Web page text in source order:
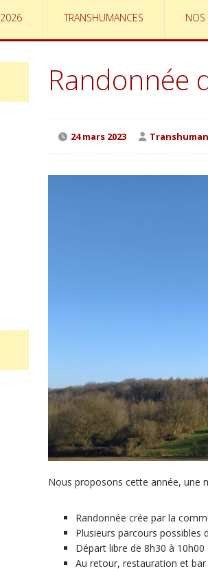
TRANSHUMANCES NOS
Randonnée
24 mars 2023
Nous proposons cette année, une
Randonnée crée par la
Plusieurs parcours possibles
Départ libre de 8h30 à
Au retour, restauration et bar